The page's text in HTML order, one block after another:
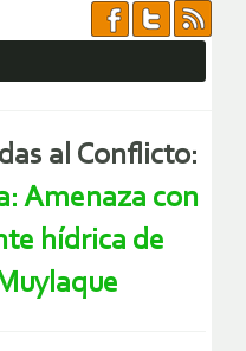
al Conflicto:
Amenaza con
hídrica de